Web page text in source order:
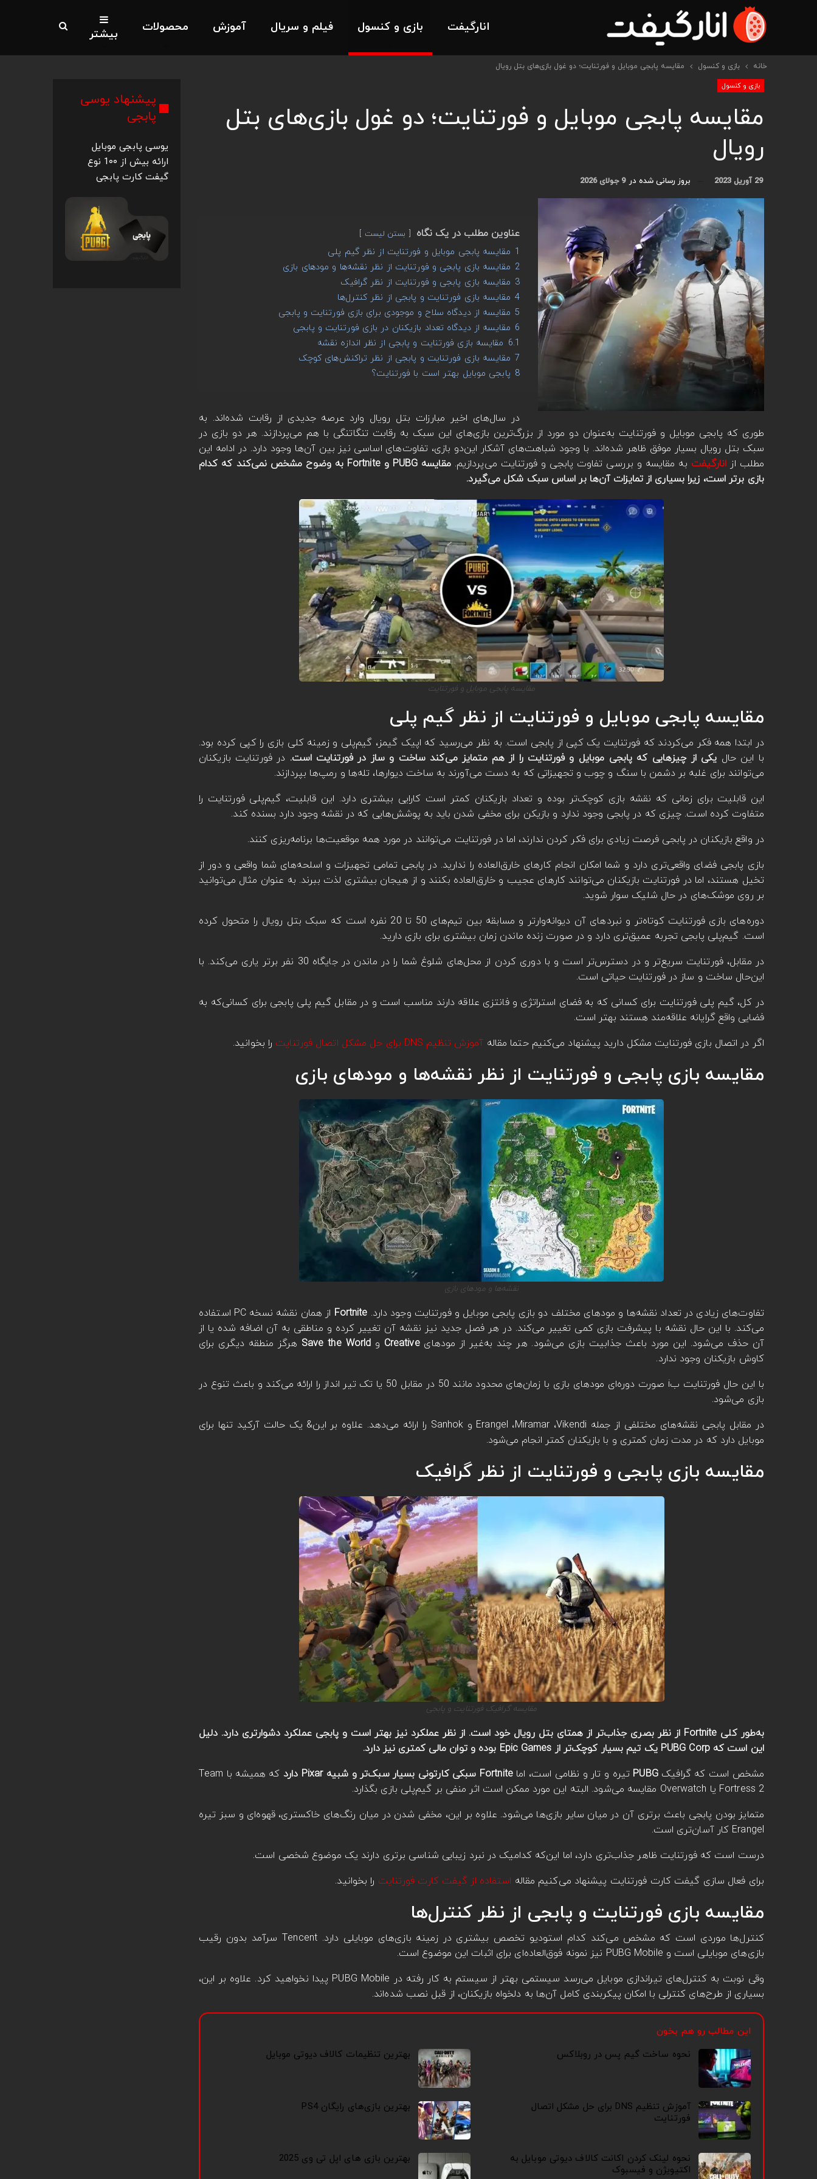
انارگیفت بازی و کنسول فیلم و سریال آموزش محصولات بیشتر
خانه بازی و کنسول
مقایسه پابجی موبایل و فورتنایت؛ دو غول بازی‌های بتل رویال
بازی و کنسول
مقایسه پابجی موبایل و فورتنایت؛ دو غول بازی‌های بتل
رویال
29 آوریل 2023 بروز رسانی شده در 9 جولای 2026
عناوین مطلب در یک نگاه بستن لیست
1 مقایسه پابجی موبایل و فورتنایت از نظر گیم پلی
2 مقایسه بازی پابجی و فورتنایت از نظر نقشه‌ها و مودهای بازی
3 مقایسه بازی پابجی و فورتنایت از نظر گرافیک
4 مقایسه بازی فورتنایت و پابجی از نظر کنترل‌ها
5 مقایسه از دیدگاه سلاح و موجودی برای بازی فورتنایت و پابجی
6 مقایسه از دیدگاه تعداد بازیکنان در بازی فورتنایت و پابجی
6.1 مقایسه بازی فورتنایت و پابجی از نظر اندازه نقشه
7 مقایسه بازی فورتنایت و پابجی از نظر تراکنش‌های کوچک
8 پابجی موبایل بهتر است با فورتنایت؟
در سال‌های اخیر مبارزات بتل رویال وارد عرصه جدیدی از رقابت شده‌اند. به
طوری که پابجی موبایل و فورتنایت به‌عنوان دو مورد از بزرگ‌ترین بازی‌های این سبک به رقابت تنگاتنگی با هم می‌پردازند. هر دو بازی در
سبک بتل رویال بسیار موفق ظاهر شده‌اند. با وجود شباهت‌های آشکار این‌دو بازی، تفاوت‌های اساسی نیز بین آن‌ها وجود دارد. در ادامه این
مطلب از انارگیفت به مقایسه و بررسی تفاوت پابجی و فورتنایت می‌پردازیم.
مقایسه PUBG و Fortnite به وضوح مشخص نمی‌کند که کدام
بازی برتر است، زیرا بسیاری از تمایزات آن‌ها بر اساس سبک شکل می‌گیرد.
مقایسه پابجی موبایل و فورتنایت
مقایسه پابجی موبایل و فورتنایت از نظر گیم پلی
در ابتدا همه فکر می‌کردند که فورتنایت یک کپی از پابجی است. به نظر می‌رسید که اپیک گیمز، گیم‌پلی و زمینه کلی بازی را کپی کرده بود.
با این حال یکی از چیزهایی که پابجی موبایل و فورتنایت را از هم متمایز می‌کند ساخت و ساز در فورتنایت است. در فورتنایت بازیکنان
می‌توانند برای غلبه بر دشمن با سنگ و چوب و تجهیزاتی که به دست می‌آورند به ساخت دیوارها، تله‌ها و رمپ‌ها بپردازند.
این قابلیت برای زمانی که نقشه بازی کوچک‌تر بوده و تعداد بازیکنان کمتر است کارایی بیشتری دارد. این قابلیت، گیم‌پلی فورتنایت را
متفاوت کرده است. چیزی که در پابجی وجود ندارد و بازیکن برای مخفی شدن باید به پوشش‌هایی که در نقشه وجود دارد بسنده کند.
در واقع بازیکنان در پابجی فرصت زیادی برای فکر کردن ندارند، اما در فورتنایت می‌توانند در مورد همه موقعیت‌ها برنامه‌ریزی کنند.
بازی پابجی فضای واقعی‌تری دارد و شما امکان انجام کارهای خارق‌العاده را ندارید. در پابجی تمامی تجهیزات و اسلحه‌های شما واقعی و دور از
تخیل هستند، اما در فورتنایت بازیکنان می‌توانند کارهای عجیب و خارق‌العاده بکنند و از هیجان بیشتری لذت ببرند. به عنوان مثال می‌توانید
بر روی موشک‌های در حال شلیک سوار شوید.
دوره‌های بازی فورتنایت کوتاه‌تر و نبردهای آن دیوانه‌وارتر و مسابقه بین تیم‌های 50 تا 20 نفره است که سبک بتل رویال را متحول کرده
است. گیم‌پلی پابجی تجربه عمیق‌تری دارد و در صورت زنده ماندن زمان بیشتری برای بازی دارید.
در مقابل، فورتنایت سریع‌تر و در دسترس‌تر است و با دوری کردن از محل‌های شلوغ شما را در ماندن در جایگاه 30 نفر برتر یاری می‌کند. با
این‌حال ساخت و ساز در فورتنایت حیاتی است.
در کل، گیم پلی فورتنایت برای کسانی که به فضای استراتژی و فانتزی علاقه دارند مناسب است و در مقابل گیم پلی پابجی برای کسانی‌که به
فضایی واقع گرایانه علاقه‌مند هستند بهتر است.
اگر در اتصال بازی فورتنایت مشکل دارید پیشنهاد می‌کنیم حتما مقاله آموزش تنظیم DNS برای حل مشکل اتصال فورتنایت را بخوانید.
مقایسه بازی پابجی و فورتنایت از نظر نقشه‌ها و مودهای بازی
نقشه‌ها و مودهای بازی
تفاوت‌های زیادی در تعداد نقشه‌ها و مودهای مختلف دو بازی پابجی موبایل و فورتنایت وجود دارد. Fortnite
از همان نقشه نسخه PC استفاده
می‌کند. با این حال نقشه با پیشرفت بازی کمی تغییر می‌کند. در هر فصل جدید نیز نقشه آن تغییر کرده و مناطقی به آن اضافه شده یا از
آن حذف می‌شود. این مورد باعث جذابیت بازی می‌شود. هر چند به‌غیر از مودهایCreative و Save the World هرگز منطقه دیگری برای
کاوش بازیکنان وجود ندارد.
با این حال فورتنایت بi صورت دوره‌ای مودهای بازی با زمان‌‌های محدود مانند 50 در مقابل 50 یا تک تیر انداز را ارائه می‌کند و باعث تنوع در
بازی می‌شود.
در مقابل پابجی نقشه‌های مختلفی از جمله Erangel ،Miramar ،Vikendi و Sanhok را ارائه می‌دهد. علاوه بر این& یک حالت آرکید تنها برای
موبایل دارد که در مدت زمان کمتری و با بازیکنان کمتر انجام می‌شود.
مقایسه بازی پابجی و فورتنایت از نظر گرافیک
مقایسه گرافیک فورتنایت و پابجی
به‌طور کلی Fortnite از نظر بصری جذاب‌تر از همتای بتل رویال خود است. از نظر عملکرد نیز بهتر است و پابجی عملکرد دشوارتری دارد. دلیل
این است که PUBG Corp یک تیم بسیار کوچک‌تر از Epic Games بوده و توان مالی کمتری نیز دارد.
مشخص است که گرافیکPUBG تیره‌ و تار و نظامی است، اماFortnite سبکی کارتونی بسیار سبک‌تر و شبیه Pixar دارد
که همیشه با Team
Fortress 2 یا Overwatch مقایسه می‌شود. البته این مورد ممکن است اثر منفی بر گیم‌پلی بازی بگذارد.
متمایز بودن پابجی باعث برتری آن در میان سایر بازی‌ها می‌شود. علاوه بر این، مخفی شدن در میان رنگ‌های خاکستری، قهوه‌ای و سبز تیره
Erangel کار آسان‌تری است.
درست است که فورتنایت ظاهر جذاب‌تری دارد، اما این‌که کدامیک در نبرد زیبایی شناسی برتری دارند یک موضوع شخصی است.
برای فعال سازی گیفت کارت فورتنایت پیشنهاد می‌کنیم مقاله استفاده از گیفت کارت فورتنایت را بخوانید.
مقایسه بازی فورتنایت و پابجی از نظر کنترل‌ها
کنترل‌ها موردی است که مشخص می‌کند کدام استودیو تخصص بیشتری در زمینه بازی‌های موبایلی دارد. Tencent سرآمد بدون رقیب
بازی‌های موبایلی است و PUBG Mobile نیز نمونه فوق‌العاده‌ای برای اثبات این موضوع است.
وقی نوبت به کنترل‌های تیراندازی موبایل می‌رسد سیستمی بهتر از سیستم به کار رفته در PUBG Mobile پیدا نخواهید کرد. علاوه بر این،
بسیاری از طرح‌های کنترلی با امکان پیکربندی کامل آن‌ها به دلخواه بازیکنان، از قبل نصب شده‌اند.
این مطالب رو هم بخون
نحوه ساخت گیم پس در روبلاکس
بهترین تنظیمات کالاف دیوتی موبایل
آموزش تنظیم DNS برای حل مشکل اتصال
فورتنایت
بهترین بازی‌های رایگان PS4
نحوه لینک کردن اکانت کالاف دیوتی موبایل به
اکتیویژن و فیسبوک
بهترین بازی‌ های اپل تی وی 2025
پیشنهاد یوسی
پابجی
یوسی پابجی موبایل
ارائه بیش از 1۰۰ نوع
گیفت کارت پابجی